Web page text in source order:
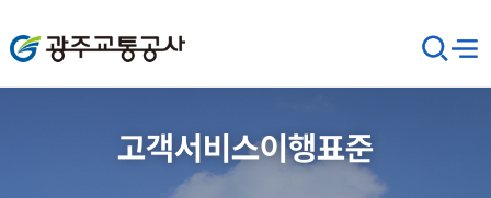
광주교통공사
검
색
창
메뉴
고객서비스이행표준